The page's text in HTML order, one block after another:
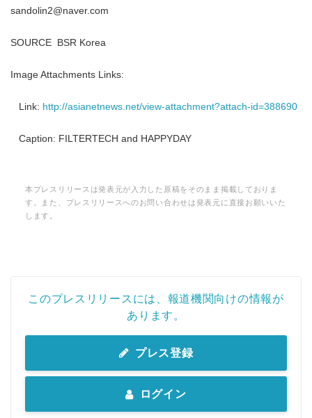
sandolin2@naver.com
SOURCE BSR Korea
Image Attachments Links:
Link: http://asianetnews.net/view-attachment?attach-id=388690
Caption: FILTERTECH and HAPPYDAY
本プレスリリースは発表元が入力した原稿をそのまま掲載しておりま
す。また、プレスリリースへのお問い合わせは発表元に直接お願いいた
します。
このプレスリリースには、報道機関向けの情報が
あります。
プレス登録
ログイン